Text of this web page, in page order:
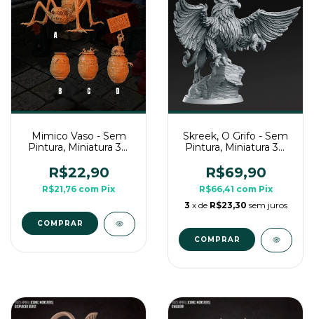
Mimico Vaso - Sem
Pintura, Miniatura 3D
Mesa
R$22,90
R$21,76 com Pix
COMPRAR
Skreek, O Grifo - Sem
Pintura, Miniatura 3D
Mesa
R$69,90
R$66,41 com Pix
3 x de R$23,30 sem juros